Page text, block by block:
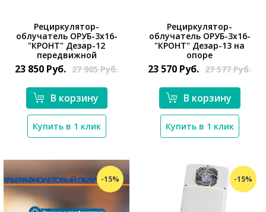
*}
Рециркулятор-
облучатель ОРУБ-3х16-
"КРОНТ" Дезар-12
передвижной
23 850 Руб. 27 905Руб.
В корзину
Купить в 1 клик
Рециркулятор-
облучатель ОРУБ-3х16-
"КРОНТ" Дезар-13 на
опоре
23 570 Руб. 27 577Руб.
В корзину
Купить в 1 клик
-15% -15%